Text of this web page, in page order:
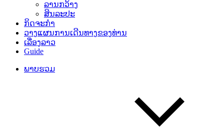
ລານກວ້າງ
ສິນລະປະ
ກິດຈະກຳ
ວາງແຜນການເດີນທາງຂອງທ່ານ
ເລື່ອງລາວ
Guide
ພາບຮວມ